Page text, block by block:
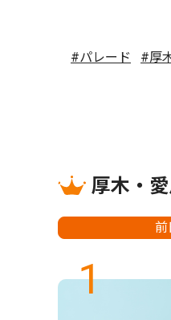
#パレード #厚
厚木・
前
1